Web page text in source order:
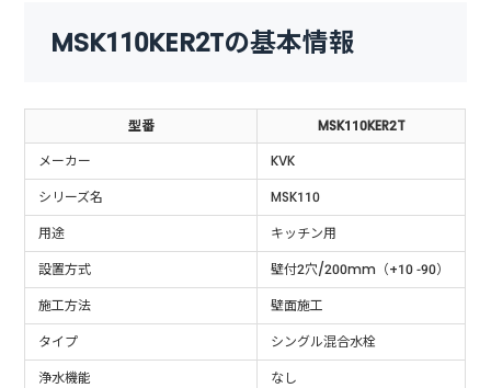
MSK110KER2Tの基本情報
型番
MSK110KER2T
メーカー
KVK
シリーズ名
MSK110
用途
キッチン用
設置方式
壁付2穴/200mm（+10 -90）
施工方法
壁面施工
タイプ
シングル混合水栓
浄水機能
なし